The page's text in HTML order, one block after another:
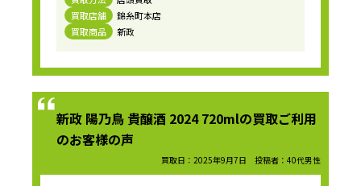
買取店舗
錦糸町本店
買取商品
新政
新政 陽乃鳥 貴醸酒 2024 720mlの買取ご利用
のお客様の声
買取日：2025年9月7日 投稿者：40代男性